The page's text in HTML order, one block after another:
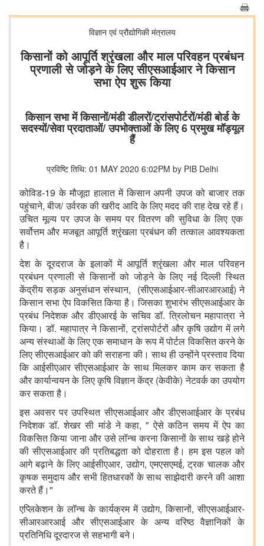
विज्ञान एवं प्रौद्योगिकी मंत्रालय
किसानों को आपूर्ति श्रृंखला और माल परिवहन प्रबंधन
प्रणाली से जोड़ने के लिए सीएसआईआर ने किसान
सभा ऐप शुरू किया
किसान सभा में किसानों/मंडी डीलरों/ट्रांसपोर्टरों/मंडी बोर्ड के
सदस्यों/सेवा प्रदाताओं/ उपभोक्ताओं के लिए 6 प्रमुख मॉड्यूल
हैं
प्रविष्टि तिथि: 01 MAY 2020 6:02PM by PIB Delhi
कोविड-19 के मौजूदा हालात में किसान अपनी उपज को बाजार तक
पहुंचाने, बीज/उर्वरक की खरीद आदि के लिए मदद की राह देख रहे हैं।
उचित मूल्य परउपज के समय पर वितरण की सुविधा के लिए एक
सर्वोत्तम और मजबूत आपूर्ति श्रृंखला प्रबंधन की तत्काल आवश्यकता
है।
देश के दूरदराज के इलाकों में आपूर्ति श्रृंखला और माल परिवहन
प्रबंधन प्रणाली से किसानों को जोड़ने के लिए नई दिल्ली स्थित
केंद्रीय सड़क अनुसंधान संस्थान, (सीएसआईआर-सीआरआरआई) ने
किसान सभा ऐप विकसित किया है। जिसका शुभारंभ सीएसआईआर के
प्रबंध निदेशक और डीएआरई के सचिव डॉ. त्रिलोचन महापात्रा ने
किया। डॉ. महापात्र ने किसानों,ट्रांसपोर्टरों और कृषि उद्योग में लगे
अन्य संस्थाओं के लिए एक समाधान के रूप में पोर्टल विकसित करने के
लिए सीएसआईआर को की सराहना की। साथ ही उन्होंने प्रस्ताव दिया
कि आईसीएआर सीएसआईआर के साथ मिलकर काम कर सकता है
और कार्यान्वयन के लिए कृषि विज्ञान केंद्र (केवीके) नेटवर्क का उपयोग
कर सकता है।
इस अवसर पर उपस्थित सीएसआईआर और डीएसआईआर के प्रबंध
निदेशक डॉ. शेखर सी मांडे ने कहा,"ऐसे कठिन समय में ऐप का
विकसित किया जाना और उसे लॉन्च करना किसानों के साथ खड़े होने
की सीएसआईआर की प्रतिबद्धता को दोहराता है। हम इस पहल को
आगे बढ़ाने के लिए आईसीएआर,उद्योग,एमएसएमई,ट्रक चालक और
कृषक समुदाय और सभी हितधारकों के साथ साझेदारी करने की आशा
करते हैं।"
एप्लिकेशन के लॉन्च के कार्यक्रम में उद्योग,किसानों,सीएसआईआर-
सीआरआरआई और सीएसआईआर के अन्य वरिष्ठ वैज्ञानिकों के
प्रतिनिधि दूरदारज से सहभागी बने।